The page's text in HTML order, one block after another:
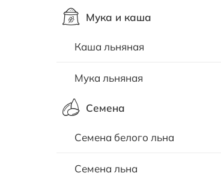
Мука и каша
Каша льняная
Мука льняная
Семена
Семена белого льна
Семена льна